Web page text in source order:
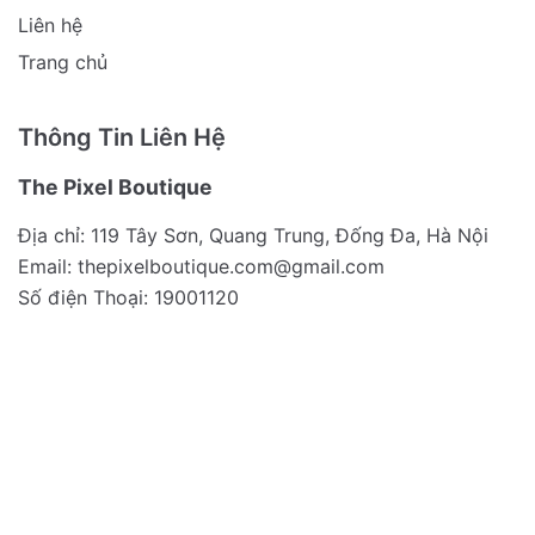
Liên hệ
Trang chủ
Thông Tin Liên Hệ
The Pixel Boutique
Địa chỉ: 119 Tây Sơn, Quang Trung, Đống Đa, Hà Nội
Email: thepixelboutique.com@gmail.com
Số điện Thoại: 19001120